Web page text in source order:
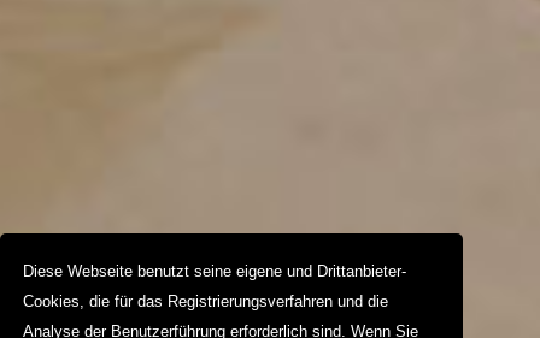
Diese Webseite benutzt seine eigene und Drittanbieter-
Cookies, die für das Registrierungsverfahren und die
Analyse der Benutzerführung erforderlich sind. Wenn Sie